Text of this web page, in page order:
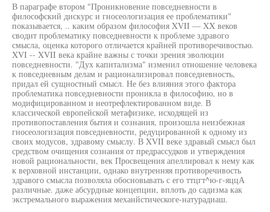
В параграфе втором "Проникновение повседневности в
философский дискурс и гносеологизация ее проблематики"
показывается, .. каким образом философия XVII — XX веков
сводит проблематику повседневности к проблеме здравого
смысла, оценка которого отличается крайней противоречивостью.
XVI -- XVII века крайне важны с точки зрения эволюции
повседневности. "Дух капитализма" изменил отношение человека
к повседневным делам и рационализировал повседневность,
придал ей сущностный смысл. Не без влияния этого фактора
проблематика повседневности проникла в философию, но в
модифицированном и неотрефлектированном виде. В
классической европейской метафизике, исходящей из
противопоставления бытия и сознания, произошла неизбежная
гносеологизация повседневности, редуцированной к одному из
своих модусов, здравому смыслу. В XVII веке здравый смысл был
средством очищения сознания от предрассудков и утверждения
новой рациональности, век Просвещения апеллировал к нему как
к верховной инстанции, однако внутренняя противоречивость
здравого смысла позволяла обосновывать с его ттцгт^ю-г-яццА
различные. даже абсурдные концепции, вплоть до садизма как
экстремального выражения механйстическоге-натурадиаш.